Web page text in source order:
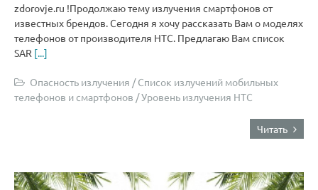
zdorovje.ru !Продолжаю тему излучения смартфонов от
известных брендов. Сегодня я хочу рассказать Вам о моделях
телефонов от производителя НТС. Предлагаю Вам список
SAR [...]
Опасность излучения /Список излучений мобильных
телефонов и смартфонов /Уровень излучения HTC
Читать